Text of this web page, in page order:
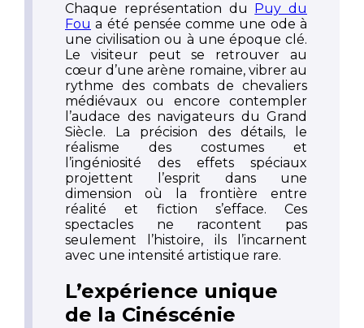
Chaque représentation du
Puy du
Fou a été pensée comme une ode à
une civilisation ou à une époque clé.
Le visiteur peut se retrouver au
cœur d’une arène romaine, vibrer au
rythme des combats de chevaliers
médiévaux ou encore contempler
l’audace des navigateurs du Grand
Siècle. La précision des détails, le
réalisme des costumes et
l’ingéniosité des effets spéciaux
projettent l’esprit dans une
dimension où la frontière entre
réalité et fiction s’efface. Ces
spectacles ne racontent pas
seulement l’histoire, ils l’incarnent
avec une intensité artistique rare.
L’expérience unique
de la Cinéscénie